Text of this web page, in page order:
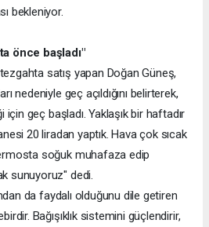
bekleniyor.
önce başladı"
satış yapan Doğan Güneş,
nedeniyle geç açıldığını belirterek,
geç başladı. Yaklaşık bir haftadır
20 liradan yaptık. Hava çok sıcak
soğuk muhafaza edip
sunuyoruz" dedi.
da faydalı olduğunu dile getiren
Bağışıklık sistemini güçlendirir,